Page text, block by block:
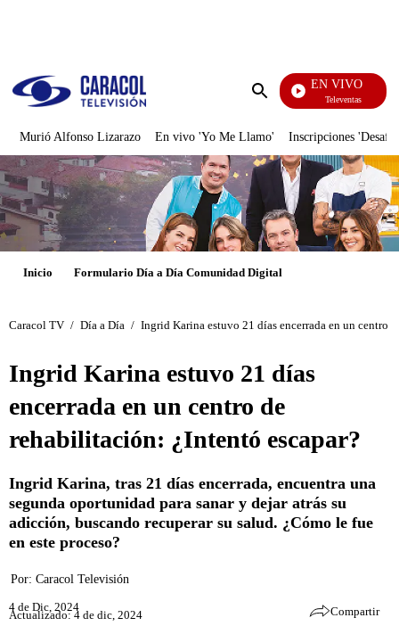
Enviar
EN VIVO
Televentas
Murió Alfonso Lizarazo En vivo 'Yo Me Llamo' Inscripciones
Inicio Formulario Día a Día Comunidad Digital
Caracol TV / Día a Día / Ingrid Karina estuvo 21 días encerrada en un centro
Ingrid Karina estuvo 21 días
encerrada en un centro de
rehabilitación: ¿Intentó escapar?
Ingrid Karina, tras 21 días encerrada, encuentra una
segunda oportunidad para sanar y dejar atrás su
adicción, buscando recuperar su salud. ¿Cómo le fue
en este proceso?
Por: Caracol Televisión
4 de Dic, 2024
Actualizado: 4 de dic, 2024 Compartir